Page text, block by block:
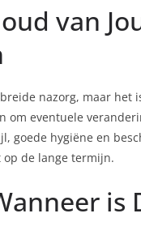
van
nazorg, maar het
om eventuele
goede hygiëne en
de lange termijn.
is